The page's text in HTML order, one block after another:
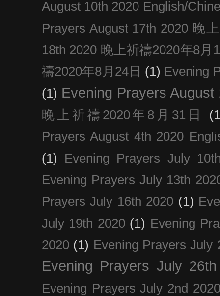
August 10th 2020 English/
Prayers August 17th 2020 晚
18th 2020 晚上祈禱2020年8月
禱2020年8月24日 (1) Evening
(1) Evening Prayers August
晚上祈禱2020年8月31日
Prayers August 4th 2020
(1)
Evening Prayers July
Evening Prayers July 13th
Prayers July 16th 2020 (1)
July 19th 2020 (1) Evening
2020 (1) Evening Prayers July
Evening Prayers July
Evening Prayers July 2nd 2020